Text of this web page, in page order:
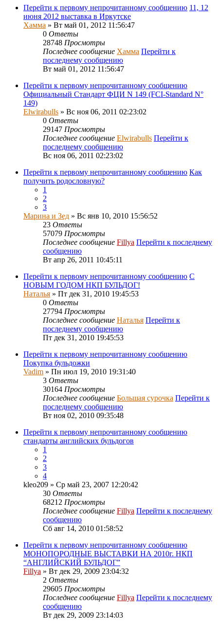
Перейти к первому непрочитанному сообщению 11, 12
июня 2012 выставка в Иркутске
Хамма » Вт май 01, 2012 11:56:47
0 Ответы
28748 Просмотры
Последнее сообщение Хамма Перейти к
последнему сообщению
Вт май 01, 2012 11:56:47
Перейти к первому непрочитанному сообщению
Официальный Стандарт ФЦИ N 149 (FCI-Standard N°
149)
Elwirabulls » Вс ноя 06, 2011 02:23:02
0 Ответы
29147 Просмотры
Последнее сообщение Elwirabulls Перейти к
последнему сообщению
Вс ноя 06, 2011 02:23:02
Перейти к первому непрочитанному сообщению Как
получить родословную?
1
2
3
Марина и Зед » Вс янв 10, 2010 15:56:52
23 Ответы
57079 Просмотры
Последнее сообщение Fillya Перейти к последнему
сообщению
Вт апр 26, 2011 10:45:11
Перейти к первому непрочитанному сообщению С
НОВЫМ ГОДОМ НКП БУЛЬДОГ!
Наталья » Пт дек 31, 2010 19:45:53
0 Ответы
27794 Просмотры
Последнее сообщение Наталья Перейти к
последнему сообщению
Пт дек 31, 2010 19:45:53
Перейти к первому непрочитанному сообщению
Покупка бульдожки
Vadim » Пн июл 19, 2010 19:31:40
3 Ответы
30164 Просмотры
Последнее сообщение Большая сурочка Перейти к
последнему сообщению
Вт ноя 02, 2010 09:35:48
Перейти к первому непрочитанному сообщению
стандарты английских бульдогов
1
2
3
4
kleo209 » Ср май 23, 2007 12:20:42
30 Ответы
68212 Просмотры
Последнее сообщение Fillya Перейти к последнему
сообщению
Сб авг 14, 2010 01:58:52
Перейти к первому непрочитанному сообщению
МОНОПОРОДНЫЕ ВЫСТАВКИ НА 2010г. НКП
“АНГЛИЙСКИЙ БУЛЬДОГ”
Fillya » Вт дек 29, 2009 23:04:32
2 Ответы
29605 Просмотры
Последнее сообщение Fillya Перейти к последнему
сообщению
Вт дек 29, 2009 23:14:03